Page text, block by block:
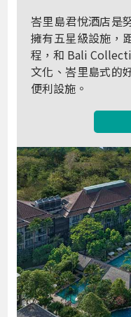
峇里島君悅酒店是
擁有五星級設施，
程，和 Bali
文化、峇里島式的
便利設施。